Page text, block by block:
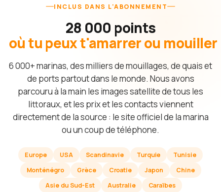
INCLUS DANS L'ABONNEMENT
28 000 points
où tu peux t'amarrer ou mouiller
6 000+ marinas, des milliers de mouillages, de quais et
de ports partout dans le monde. Nous avons
parcouru à la main les images satellite de tous les
littoraux, et les prix et les contacts viennent
directement de la source : le site officiel de la marina
ou un coup de téléphone.
Europe USA Scandinavie Turquie
Tunisie
Monténégro
Grèce Croatie Japon
Chine
Asie du Sud-Est
Australie
Caraïbes